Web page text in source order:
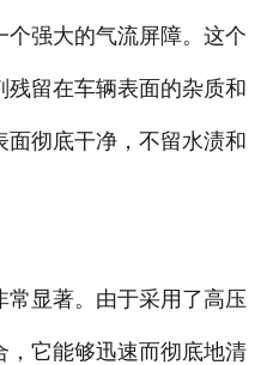
强大的气流屏障。这个
留在车辆表面的杂质和
彻底干净，不留水渍和
显著。由于采用了高压
它能够迅速而彻底地清